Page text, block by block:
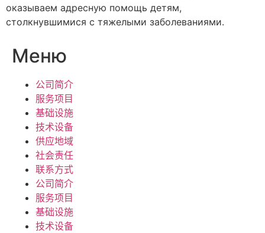
оказываем адресную помощь детям,
столкнувшимися с тяжелыми заболеваниями.
Меню
公司简介
服务项目
基础设施
技术设备
供应地域
社会责任
联系方式
公司简介
服务项目
基础设施
技术设备